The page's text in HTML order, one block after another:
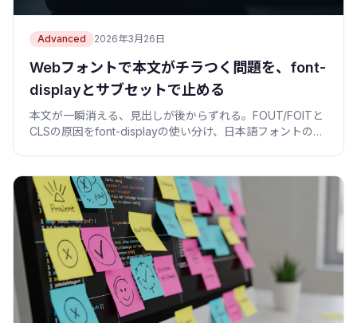
Advanced 2026年3月26日
Webフォントで本文がチラつく問題を、font-
displayとサブセットで止める
本文が一瞬消える、見出しが後からずれる。FOUT/FOITと
CLSの原因をfont-displayの使い分け、日本語フォントのサ